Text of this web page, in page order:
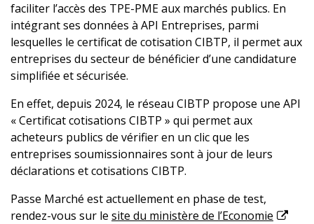
faciliter l’accès des TPE-PME aux marchés publics. En
intégrant ses données à API Entreprises, parmi
lesquelles le certificat de cotisation CIBTP, il permet aux
entreprises du secteur de bénéficier d’une candidature
simplifiée et sécurisée.
En effet, depuis 2024, le réseau CIBTP propose une API
« Certificat cotisations CIBTP » qui permet aux
acheteurs publics de vérifier en un clic que les
entreprises soumissionnaires sont à jour de leurs
déclarations et cotisations CIBTP.
Passe Marché est actuellement en phase de test,
rendez-vous sur le site du ministère de l’Economie